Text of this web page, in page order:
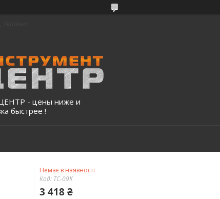
- цены ниже и
быстрее !
Немає в наявності
Код: TC-09K
3 418 ₴